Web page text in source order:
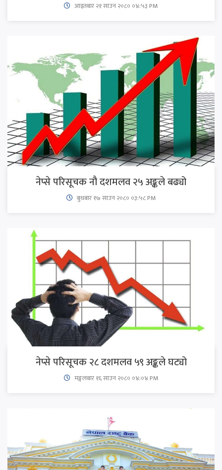
आइतबार​ २१ साउन २०८० ०४:५३ PM
नेप्से परिसूचक नौ दशमलव २५ अङ्कले बढ्यो
बुधबार १७ साउन २०८० ०३:५८ PM
नेप्से परिसूचक २८ दशमलव ५९ अङ्कले घट्यो
मङ्गलबार १६ साउन २०८० ०४:०४ PM